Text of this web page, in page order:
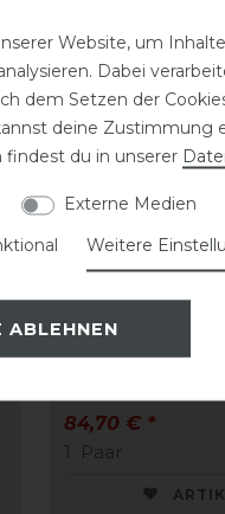
84,70 € *
1
Paar
Website, um
Dabei
dem Setzen der
deine Zustimmung
du in unserer
Externe Medien
Weitere
ABLEHNEN